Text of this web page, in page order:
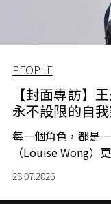
PEOPLE
【封面專訪】
永不設限的自
每一個角色，都是
（Louise Wong）
23.07.2026